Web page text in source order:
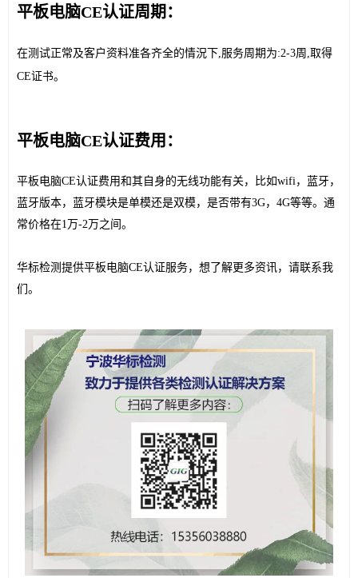
平板电脑CE认证周期：
在测试正常及客户资料准各齐全的情況下,服务周期为:2-3周,取得
CE证书。
平板电脑CE认证费用：
平板电脑CE认证费用和其自身的无线功能有关，比如wifi，蓝牙，
蓝牙版本，蓝牙模块是单模还是双模，是否带有3G，4G等等。通
常价格在1万-2万之间。
华标检测提供平板电脑CE认证服务，想了解更多资讯，请联系我
们。